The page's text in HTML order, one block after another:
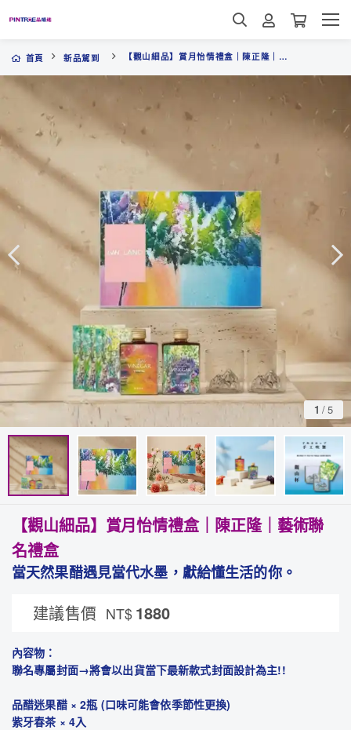
首頁 新品駕到 【觀山細品】賞月怡情禮盒｜陳正隆｜藝術聯名禮盒
1 /5
【觀山細品】賞月怡情禮盒｜陳正隆｜藝術聯
名禮盒
當天然果醋遇見當代水墨，獻給懂生活的你。
建議售價 NT$ 1880
內容物：
聯名專屬封面→將會以出貨當下最新款式封面設計為主!!
品醋迷果醋 × 2瓶 (口味可能會依季節性更換)
紫牙春茶 × 4入